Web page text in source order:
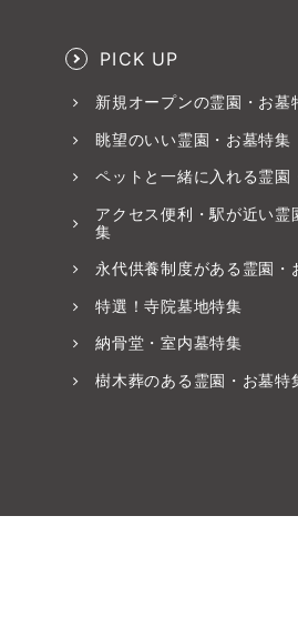
PICK UP
新規オープンの霊園・お墓
眺望のいい霊園・お墓特集
ペットと一緒に入れる霊園
アクセス便利・駅が近い霊
集
永代供養制度がある霊園・
特選！寺院墓地特集
納骨堂・室内墓特集
樹木葬のある霊園・お墓特